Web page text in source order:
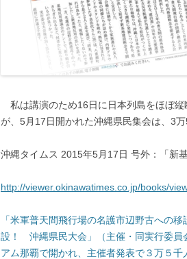
私は講演のため16日に日本列島をほぼ
が、5月17日開かれた沖縄県民集会は、3
沖縄タイムス 2015年5月17日 号外：「新
http://viewer.okinawatimes.co.jp/books/
「米軍普天間飛行場の名護市辺野古への
設！ 沖縄県民大会」（主催・同実行委員
アム那覇で開かれ、主催者発表で３万５